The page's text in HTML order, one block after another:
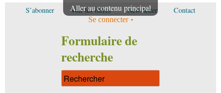
Aller au contenu principal
S’abonner Voir les offres Newsletter Contact
Se connecter
Formulaire de
recherche